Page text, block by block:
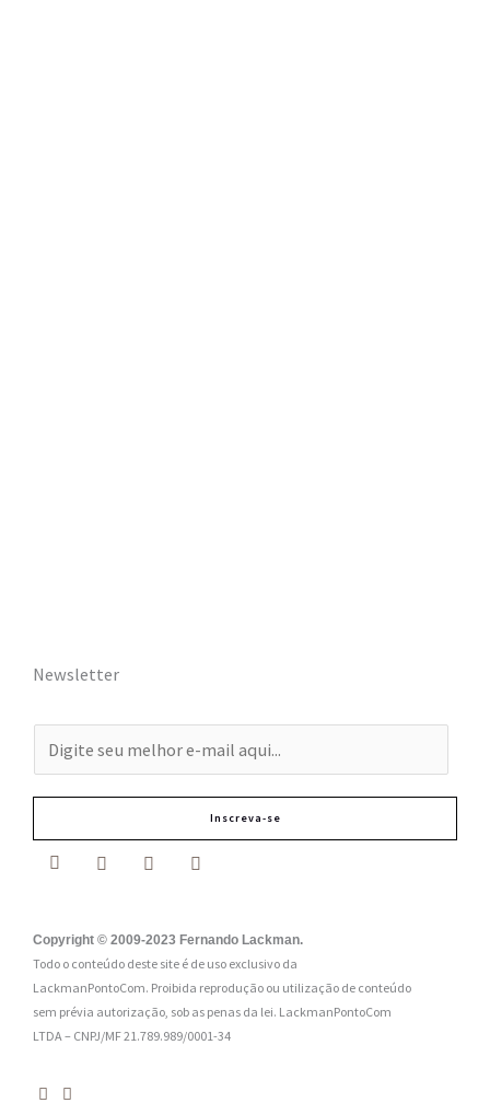
Newsletter
-
a
:
*
Inscreva-se
Copyright © 2009-2023 Fernando Lackman.
Todo o conteúdo deste site é de uso exclusivo da
LackmanPontoCom. Proibida reprodução ou utilização de conteúdo
sem prévia autorização, sob as penas da lei. LackmanPontoCom
LTDA – CNPJ/MF 21.789.989/0001-34